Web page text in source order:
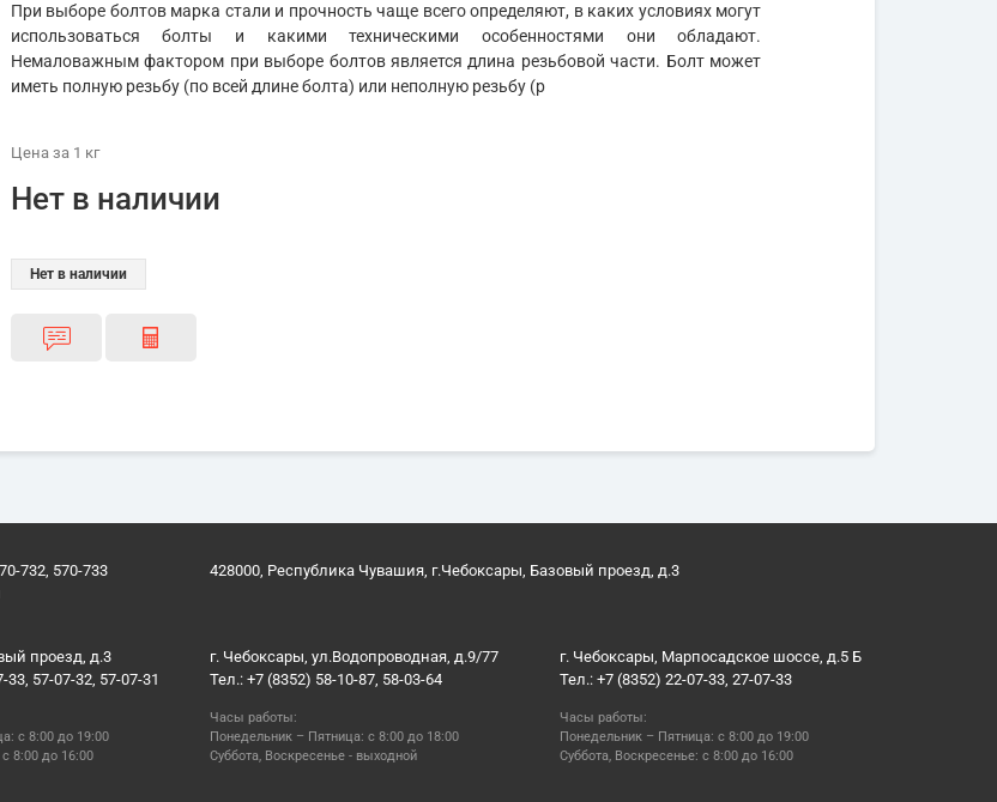
При выборе болтов марка стали и прочность чаще всего определяют, в каких условиях могут
использоваться болты и какими техническими особенностями они обладают.
Немаловажным фактором при выборе болтов является длина резьбовой части. Болт может
иметь полную резьбу (по всей длине болта) или неполную резьбу (р
Цена за 1 кг
Нет в наличии
Нет в наличии
732, 570-733
428000, Республика Чувашия, г.Чебоксары, Базовый проезд, д.3
проезд, д.3
33, 57-07-32, 57-07-31
с 8:00 до 19:00
8:00 до 16:00
г. Чебоксары, ул.Водопроводная, д.9/77
Тел.: +7 (8352) 58-10-87, 58-03-64
Часы работы:
Понедельник – Пятница: с 8:00 до 18:00
Суббота, Воскресенье - выходной
г. Чебоксары, Марпосадское шоссе, д.5 Б
Тел.: +7 (8352) 22-07-33, 27-07-33
Часы работы:
Понедельник – Пятница: с 8:00 до 19:00
Суббота, Воскресенье: с 8:00 до 16:00